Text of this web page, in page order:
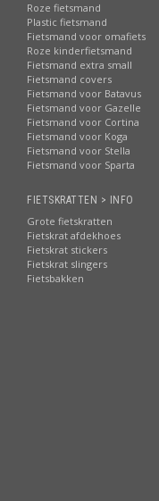
Roze fietsmand
Plastic fietsmand
Fietsmand voor omafiets
Roze kinderfietsmand
Fietsmand extra small
Fietsmand covers
Fietsmand voor Batavus
Fietsmand voor Gazelle
Fietsmand voor Cortina
Fietsmand voor Koga
Fietsmand voor Stella
Fietsmand voor Sparta
FIETSKRATTEN > INFO
Grote fietskratten
Fietskrat afdekhoes
Fietskrat stickers
Fietskrat slingers
Fietsbakken